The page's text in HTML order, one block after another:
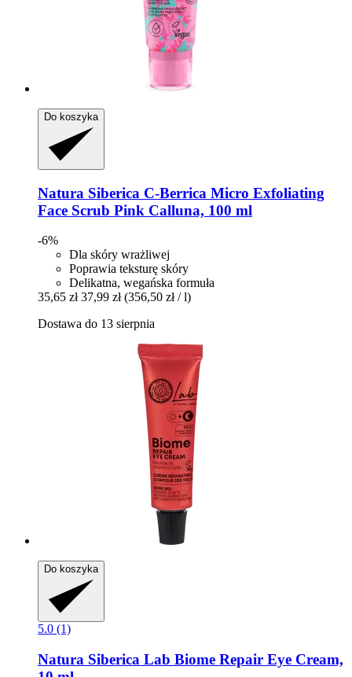
Do koszyka
Natura Siberica C-​Berrica Micro Exfoliating
Face Scrub Pink Calluna, 100 ml
-6%
Dla skóry wrażliwej
Poprawia teksturę skóry
Delikatna, wegańska formuła
35,65 zł 37,99 zł (356,50 zł / l)
Dostawa do 13 sierpnia
Do koszyka
5.0 (1)
Natura Siberica Lab Biome Repair Eye Cream,